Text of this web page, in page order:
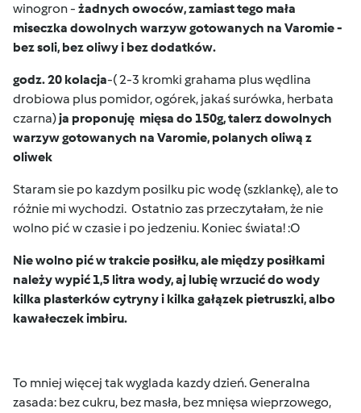
winogron - żadnych owoców, zamiast tego mała
miseczka dowolnych warzyw gotowanych na Varomie -
bez soli, bez oliwy i bez dodatków.
godz. 20 kolacja-( 2-3 kromki grahama plus wędlina
drobiowa plus pomidor, ogórek, jakaś surówka, herbata
czarna)ja proponuję mięsa do 150g, talerz dowolnych
warzyw gotowanych na Varomie, polanych oliwą z
oliwek
Staram sie po kazdym posilku pic wodę (szklankę), ale to
różnie mi wychodzi. Ostatnio zas przeczytałam, że nie
wolno pić w czasie i po jedzeniu. Koniec świata! :O
Nie wolno pić w trakcie posiłku, ale między posiłkami
należy wypić 1,5 litra wody, aj lubię wrzucić do wody
kilka plasterków cytryny i kilka gałązek pietruszki, albo
kawałeczek imbiru.
To mniej więcej tak wyglada kazdy dzień. Generalna
zasada: bez cukru, bez masła, bez mnięsa wieprzowego,